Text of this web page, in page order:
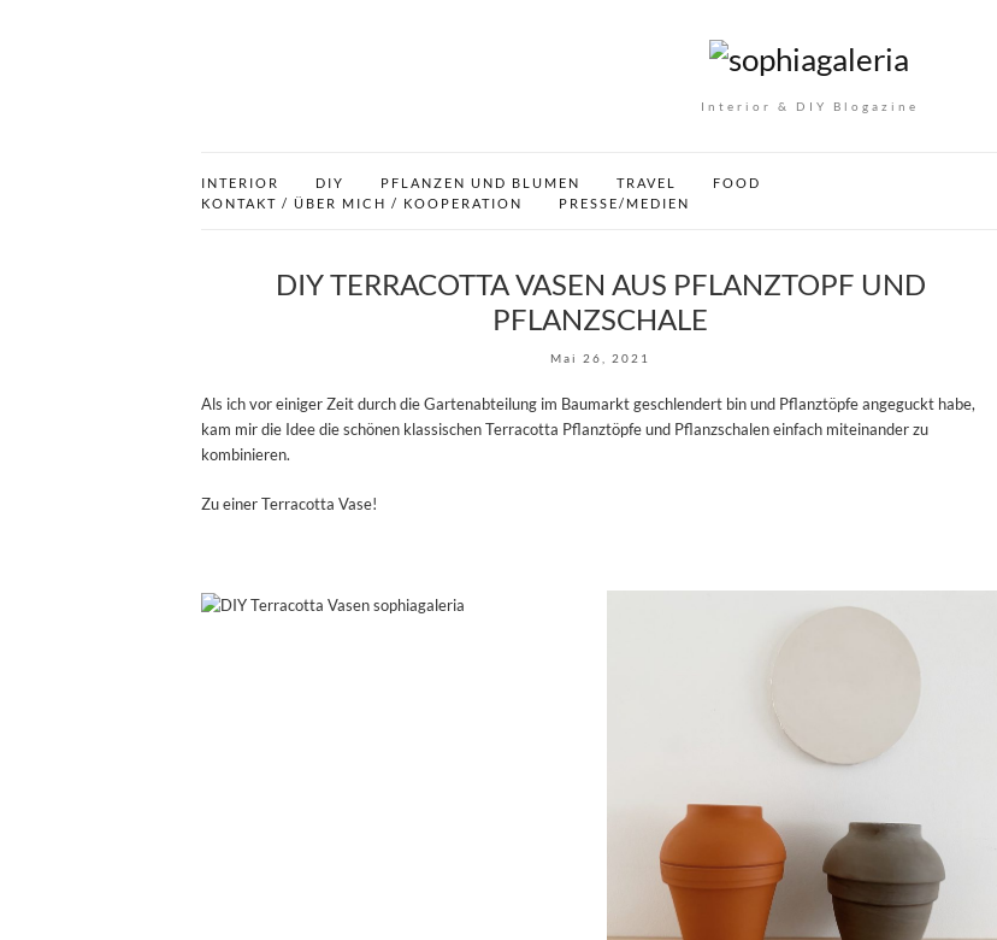
Interior & DIY Blogazine
INTERIOR DIY PFLANZEN UND BLUMEN TRAVEL
FOOD
KONTAKT / ÜBER MICH / KOOPERATION
PRESSE/MEDIEN
DIY TERRACOTTA VASEN AUS PFLANZTOPF UND
PFLANZSCHALE
Mai 26, 2021
Als ich vor einiger Zeit durch die Gartenabteilung im Baumarkt geschlendert bin und Pflanztöpfe angeguckt habe,
kam mir die Idee die schönen klassischen Terracotta Pflanztöpfe und Pflanzschalen einfach miteinander zu
kombinieren.
Zu einer Terracotta Vase!